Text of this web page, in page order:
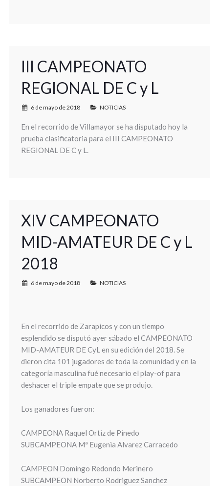
III CAMPEONATO
REGIONAL DE C y L
6 de mayo de 2018 NOTICIAS
En el recorrido de Villamayor se ha disputado hoy la
prueba clasificatoria para el III CAMPEONATO
REGIONAL DE C y L.
XIV CAMPEONATO
MID-AMATEUR DE C y L
2018
6 de mayo de 2018 NOTICIAS
En el recorrido de Zarapicos y con un tiempo
esplendido se disputó ayer sábado el CAMPEONATO
MID-AMATEUR DE CyL en su edición del 2018. Se
dieron cita 101 jugadores de toda la comunidad y en la
categoría masculina fué necesario el play-of para
deshacer el triple empate que se produjo.
Los ganadores fueron:
CAMPEONA Raquel Ortiz de Pinedo
SUBCAMPEONA Mª Eugenia Alvarez Carracedo
CAMPEON Domingo Redondo Merinero
SUBCAMPEON Norberto Rodriguez Sanchez